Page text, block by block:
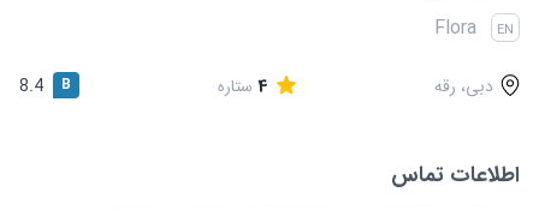
EN
Flora
دبی، رقه 4 ستاره B
8.4
اطلاعات تماس